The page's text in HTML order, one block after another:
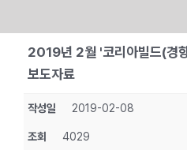
content
2019년 2월 '코리아빌드(경
보도자료
작성일 2019-02-08
조회 4029